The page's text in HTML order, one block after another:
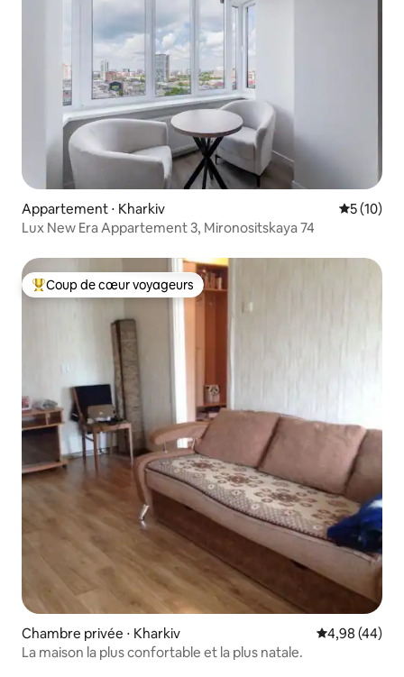
Appartement ⋅ Kharkiv
5 (10)
Lux New Era Appartement 3, Mironositskaya 74
Coups de cœur voyageurs les plus appréciés
Coup de cœur voyageurs
Chambre privée ⋅ Kharkiv Évaluation
4,98 (44)
La maison la plus confortable et la plus natale.